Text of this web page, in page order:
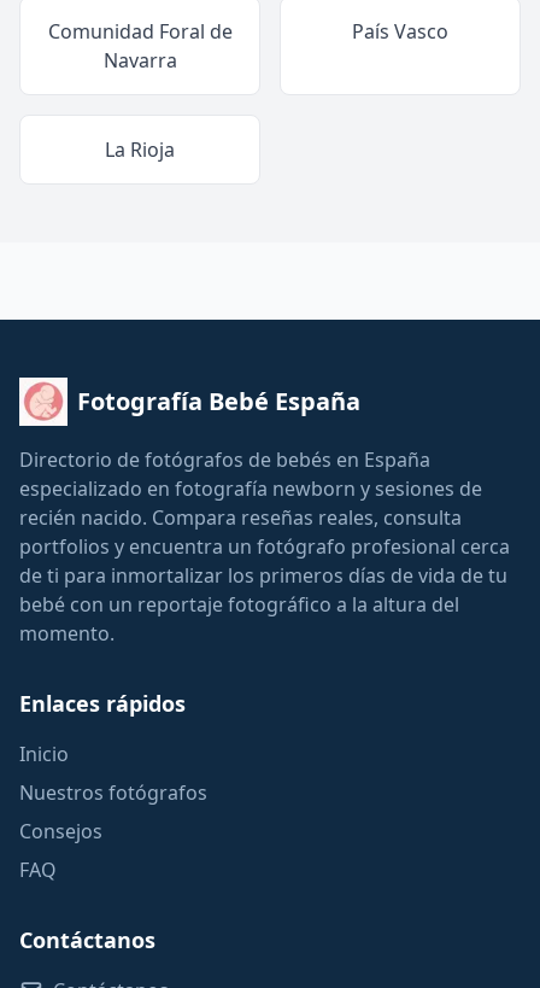
Comunidad Foral de
Navarra
País Vasco
La Rioja
Fotografía Bebé España
Directorio de fotógrafos de bebés en España
especializado en fotografía newborn y sesiones de
recién nacido. Compara reseñas reales, consulta
portfolios y encuentra un fotógrafo profesional cerca
de ti para inmortalizar los primeros días de vida de tu
bebé con un reportaje fotográfico a la altura del
momento.
Enlaces rápidos
Inicio
Nuestros fotógrafos
Consejos
FAQ
Contáctanos